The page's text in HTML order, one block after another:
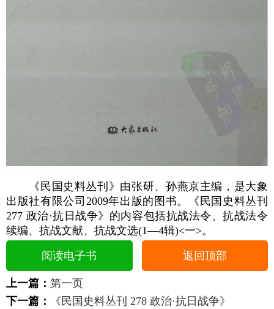
《民国史料丛刊》由张研、孙燕京主编，是大象
出版社有限公司2009年出版的图书。《民国史料丛刊
277 政治·抗日战争》的内容包括抗战法令、抗战法令
续编、抗战文献、抗战文选(1—4辑)<一>。
阅读电子书 返回顶部
上一篇： 第一页
下一篇：
《民国史料丛刊 278 政治·抗日战争》